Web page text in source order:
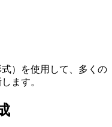
）を使用して、多くの
ます。